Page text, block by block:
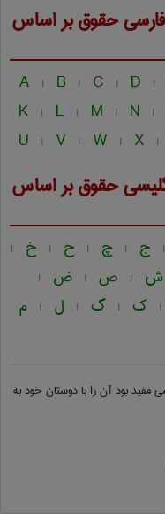
حقوقبر اساس
A | B | C | D |
K | L | M | N |
U | V | W | X |
حقوقبر اساس
| ج | چ | ح | خ |
ش | ص | ض |
| ک | گ | ل | م
مفید بود آن را با دوستان خود به